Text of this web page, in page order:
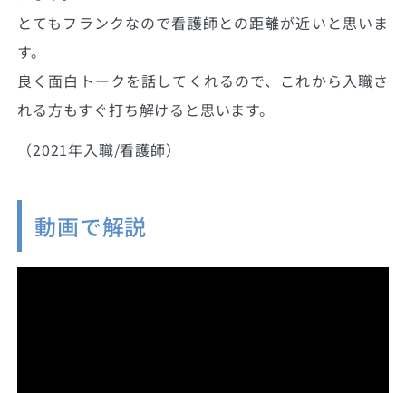
とてもフランクなので看護師との距離が近いと思いま
す。
良く面白トークを話してくれるので、これから入職さ
れる方もすぐ打ち解けると思います。
（2021年入職/看護師）
動画で解説